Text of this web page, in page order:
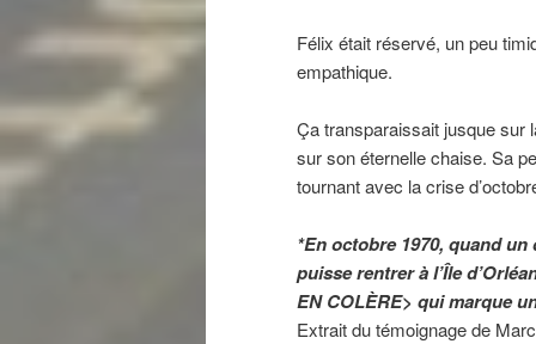
Félix était réservé, un peu
empathique.
Ça transparaissait jusque sur
sur son éternelle chaise. Sa
tournant avec la crise
*En octobre 1970, quand
puisse rentrer à l’Île
EN COLÈRE> qui marque
Extrait du témoignage de